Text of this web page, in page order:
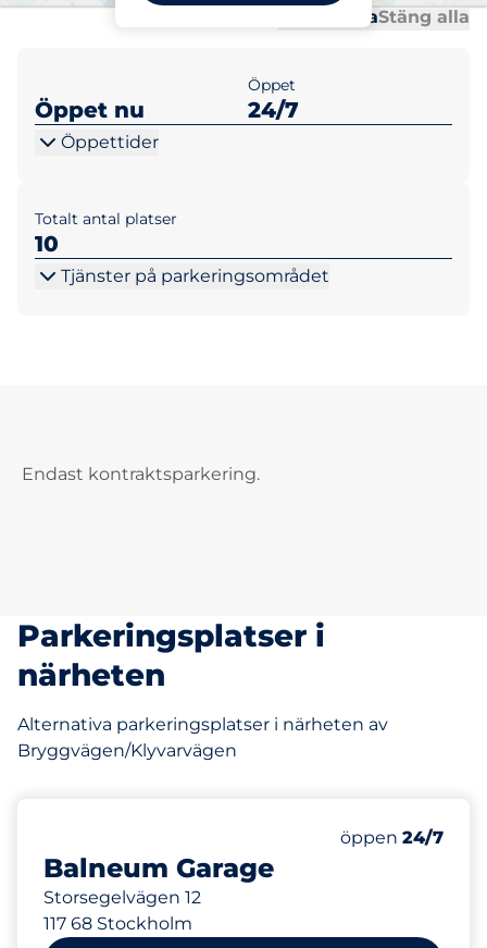
Öppna allaStäng alla
Öppet nu
Öppet
24/7
Öppettider
Totalt antal platser
10
Tjänster på parkeringsområdet
Endast kontraktsparkering.
Parkeringsplatser i
närheten
Alternativa parkeringsplatser i närheten av
Bryggvägen/Klyvarvägen
Balneum Garage
Storsegelvägen 12
117 68 Stockholm
Antal
Totalt antal
Torsdag&nbsp
öppen 24/7